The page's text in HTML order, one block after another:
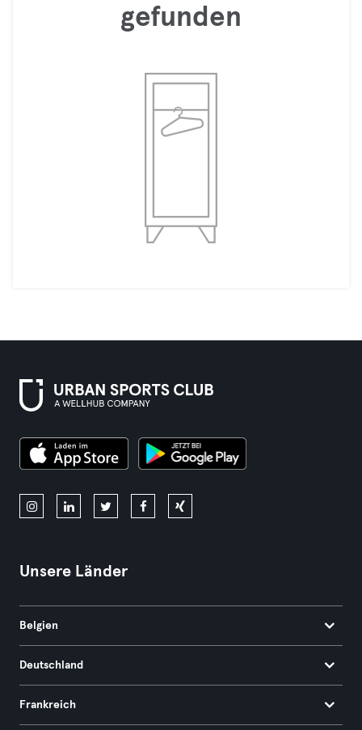
gefunden
Unsere Länder
Belgien
Deutschland
Frankreich